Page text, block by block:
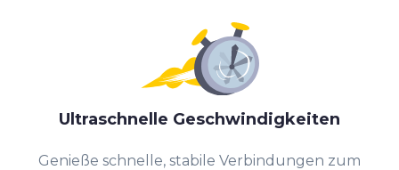
Ultraschnelle Geschwindigkeiten
Genieße schnelle, stabile Verbindungen zum